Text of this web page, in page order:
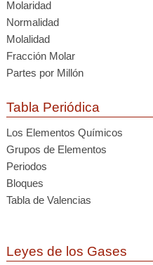
Molaridad
Normalidad
Molalidad
Fracción Molar
Partes por Millón
Tabla Periódica
Los Elementos Químicos
Grupos de Elementos
Periodos
Bloques
Tabla de Valencias
Leyes de los Gases